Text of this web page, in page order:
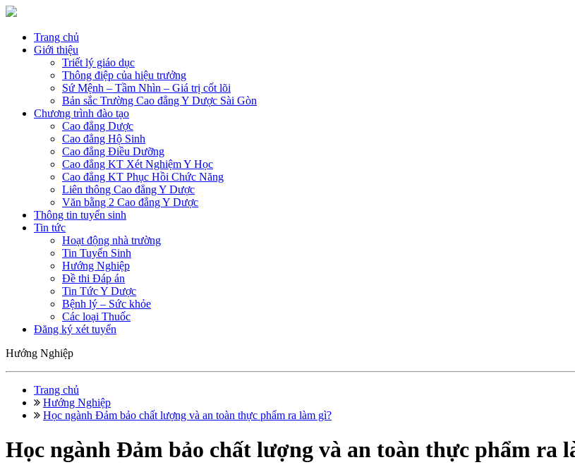
Trang chủ
Giới thiệu
Triết lý giáo dục
Thông điệp của hiệu trưởng
Sứ Mệnh – Tầm Nhìn – Giá trị cốt lõi
Bản sắc Trường Cao đẳng Y Dược Sài Gòn
Chương trình đào tạo
Cao đẳng Dược
Cao đẳng Hộ Sinh
Cao đẳng Điều Dưỡng
Cao đẳng KT Xét Nghiệm Y Học
Cao đẳng KT Phục Hồi Chức Năng
Liên thông Cao đẳng Y Dược
Văn bằng 2 Cao đẳng Y Dược
Thông tin tuyển sinh
Tin tức
Hoạt động nhà trường
Tin Tuyển Sinh
Hướng Nghiệp
Đề thi Đáp án
Tin Tức Y Dược
Bệnh lý – Sức khỏe
Các loại Thuốc
Đăng ký xét tuyển
Hướng Nghiệp
Trang chủ
Hướng Nghiệp
Học ngành Đảm bảo chất lượng và an toàn thực phẩm ra làm gì?
Học ngành Đảm bảo chất lượng và an toàn thực phẩm ra